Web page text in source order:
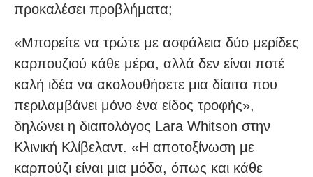
προκαλέσει προβλήματα;
«Μπορείτε να τρώτε με ασφάλεια δύο μερίδες
καρπουζιού κάθε μέρα, αλλά δεν είναι ποτέ
καλή ιδέα να ακολουθήσετε μια δίαιτα που
περιλαμβάνει μόνο ένα είδος τροφής»,
δηλώνει η διαιτολόγος Lara Whitson στην
Κλινική Κλίβελαντ. «Η αποτοξίνωση με
καρπούζι είναι μια μόδα, όπως και κάθε